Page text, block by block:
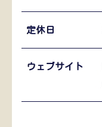
定休日
ウェブサイト